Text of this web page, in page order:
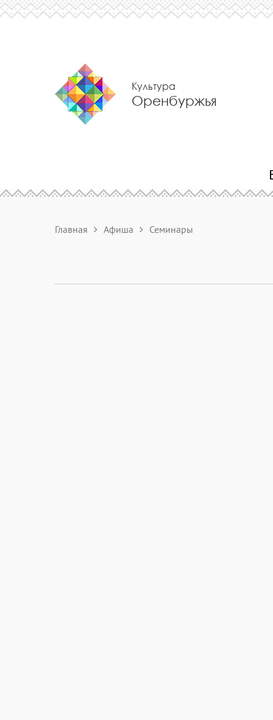
Культура
Оренбуржья
Главная Афиша Семинары